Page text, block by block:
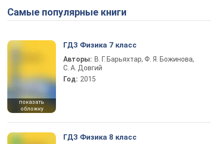
Play Video
Самые популярные книги
показать
обложку
ГДЗ Физика 7 класс
Авторы: В. Г. Барьяхтар, Ф. Я. Божинова,
С. А. Довгий
Год: 2015
ГДЗ Физика 8 класс